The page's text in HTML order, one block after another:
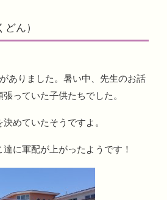
ん）
ありました。暑い中、先生のお話
っていた子供たちでした。
めていたそうですよ。
に軍配が上がったようです！